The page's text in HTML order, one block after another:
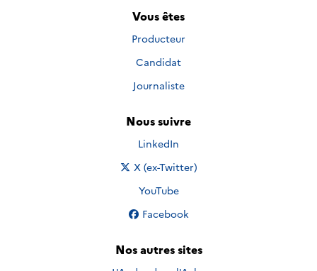
Vous êtes
Producteur
Candidat
Journaliste
Nous suivre
Nous suivre sur
LinkedIn
Nous suivre sur
X (ex-Twitter)
Nous suivre sur
YouTube
Nous suivre sur
Facebook
Nos autres sites